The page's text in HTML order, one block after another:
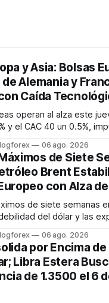
y Asia: Bolsas
Alemania y
Caída
operan al alza este
y el CAC 40 un 0.5%,
Asia cierra mixta;
por la debilidad
06 ago. 2026
de Siete
Brent
con Alza
de siete semanas
del dólar y las
por el acuerdo en
sube un 3,14% a
06 ago. 2026
por Encima de
Libra Estera
de 1.3500 el 6